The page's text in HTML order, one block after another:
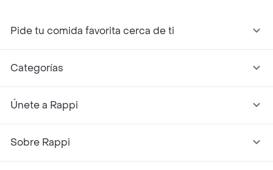
Pide tu comida favorita cerca de ti
Categorías
Únete a Rappi
Sobre Rappi